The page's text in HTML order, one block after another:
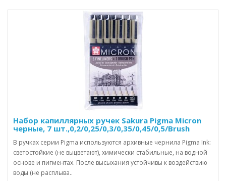
Набор капиллярных ручек Sakura Pigma Micron
черные, 7 шт.,0,2/0,25/0,3/0,35/0,45/0,5/Brush
В ручках серии Pigma используются архивные чернила Pigma Ink:
светостойкие (не выцветают), химически стабильные, на водной
основе и пигментах. После высыхания устойчивы к воздействию
воды (не расплыва..